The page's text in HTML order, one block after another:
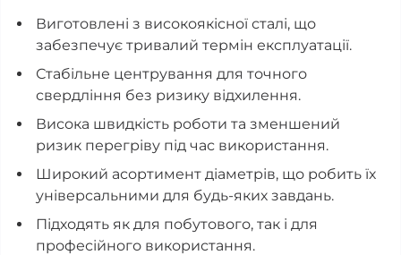
Виготовлені з високоякісної сталі, що
забезпечує тривалий термін експлуатації.
Стабільне центрування для точного
свердління без ризику відхилення.
Висока швидкість роботи та зменшений
ризик перегріву під час використання.
Широкий асортимент діаметрів, що робить їх
універсальними для будь-яких завдань.
Підходять як для побутового, так і для
професійного використання.